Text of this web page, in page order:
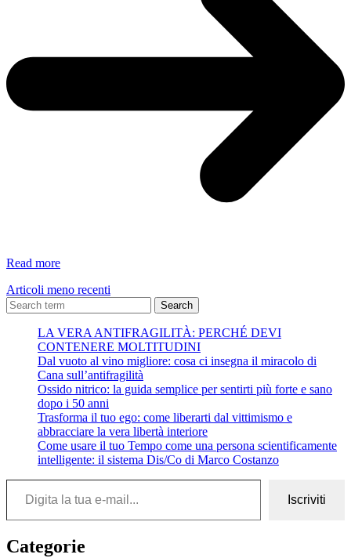
Read moreGuida
Telegram
su
ed
Android.
Articoli meno recenti
Search
LA VERA ANTIFRAGILITÀ: PERCHÉ DEVI
CONTENERE MOLTITUDINI
Dal vuoto al vino migliore: cosa ci insegna il miracolo di
Cana sull’antifragilità
Ossido nitrico: la guida semplice per sentirti più forte e sano
dopo i 50 anni
Trasforma il tuo ego: come liberarti dal vittimismo e
abbracciare la vera libertà interiore
Come usare il tuo Tempo come una persona scientificamente
intelligente: il sistema Dis/Co di Marco Costanzo
Digita la tua e-mail...
Iscriviti
Categorie